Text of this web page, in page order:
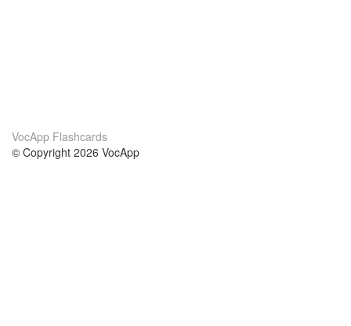
VocApp Flashcards
© Copyright 2026 VocApp